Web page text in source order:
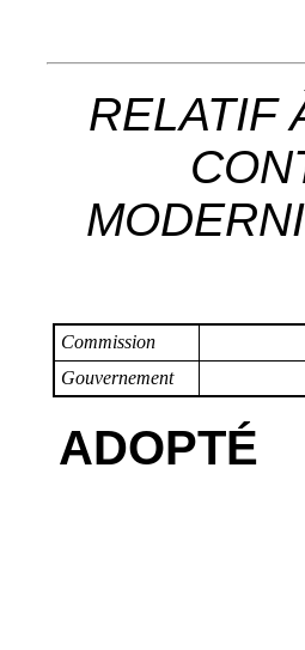
RELATIF
Commission
Gouvernement
ADOPTÉ